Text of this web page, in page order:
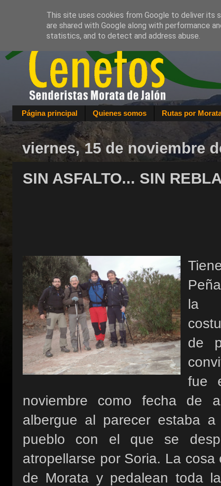
Página principal Quienes somos Rutas por
viernes, 15 de noviembre
SIN ASFALTO... SIN
la
de
fue
noviembre como fecha de
albergue al parecer estaba
pueblo con el que se
atropellarse por Soria. La
de Morata y pedalean toda
This site uses cookies from Google to deliver its
are shared with Google along with performance
statistics, and to detect and address abuse.